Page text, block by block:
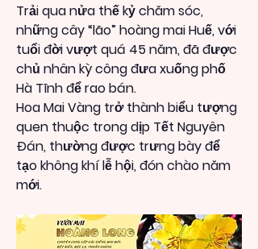
Trải qua nửa thế kỷ chăm sóc,
những cây “lão” hoàng mai Huế, với
tuổi đời vượt quá 45 năm, đã được
chủ nhân kỳ công đưa xuống phố
Hà Tĩnh để rao bán.
Hoa Mai Vàng trở thành biểu tượng
quen thuộc trong dịp Tết Nguyên
Đán, thường được trưng bày để
tạo không khí lễ hội, đón chào năm
mới.